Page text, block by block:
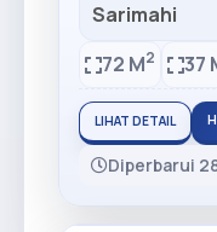
Sarimahi
72 M2 37
LIHAT DETAIL
Diperbarui